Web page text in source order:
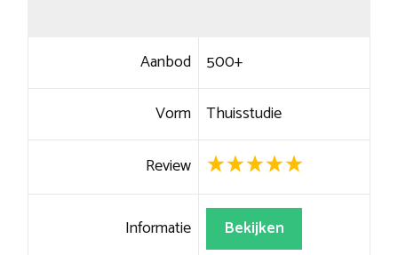
Aanbod 500+
Vorm Thuisstudie
Review
Informatie Bekijken